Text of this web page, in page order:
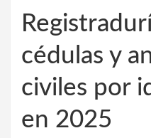
cédulas y
civiles por
en 2025